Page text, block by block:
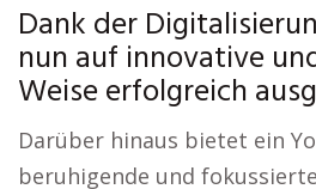
Dank der
nun auf innovative
Weise erfolgreich
Darüber hinaus bietet ein
beruhigende und